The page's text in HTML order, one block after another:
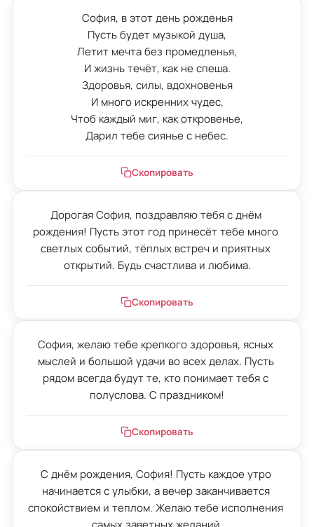
София, в этот день рожденья
Пусть будет музыкой душа,
Летит мечта без промедленья,
И жизнь течёт, как не спеша.
Здоровья, силы, вдохновенья
И много искренних чудес,
Чтоб каждый миг, как откровенье,
Дарил тебе сиянье с небес.
Скопировать
Дорогая София, поздравляю тебя с днём
рождения! Пусть этот год принесёт тебе много
светлых событий, тёплых встреч и приятных
открытий. Будь счастлива и любима.
Скопировать
София, желаю тебе крепкого здоровья, ясных
мыслей и большой удачи во всех делах. Пусть
рядом всегда будут те, кто понимает тебя с
полуслова. С праздником!
Скопировать
С днём рождения, София! Пусть каждое утро
начинается с улыбки, а вечер заканчивается
спокойствием и теплом. Желаю тебе исполнения